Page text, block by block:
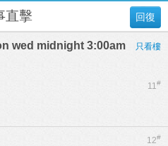
回復
直擊
wed midnight 3:00am
只看樓
11#
12#